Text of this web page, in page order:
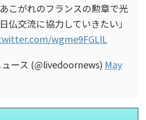
こがれのフランスの勲章で光
仏交流に協力していきたい」
wgme9FGLlL
ース (@livedoornews) May